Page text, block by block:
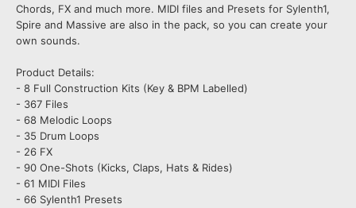
Chords, FX and much more. MIDI files and Presets for Sylenth1,
Spire and Massive are also in the pack, so you can create your
own sounds.
Product Details:
- 8 Full Construction Kits (Key & BPM Labelled)
- 367 Files
- 68 Melodic Loops
- 35 Drum Loops
- 26 FX
- 90 One-Shots (Kicks, Claps, Hats & Rides)
- 61 MIDI Files
- 66 Sylenth1 Presets